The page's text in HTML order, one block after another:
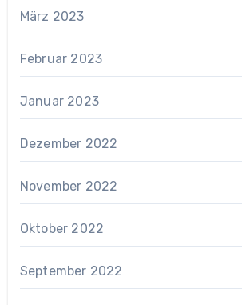
März 2023
Februar 2023
Januar 2023
Dezember 2022
November 2022
Oktober 2022
September 2022